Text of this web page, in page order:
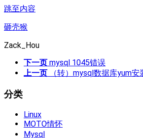
跳至内容
砸壳猴
Zack_Hou
下一页 mysql 1045错误
上一页
（转）mysql数据库yum安
分类
Linux
MOTO情怀
Mysql